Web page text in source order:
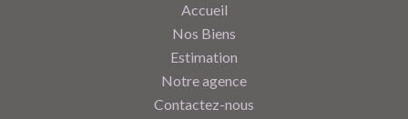
Accueil
Nos Biens
Estimation
Notre agence
Contactez-nous